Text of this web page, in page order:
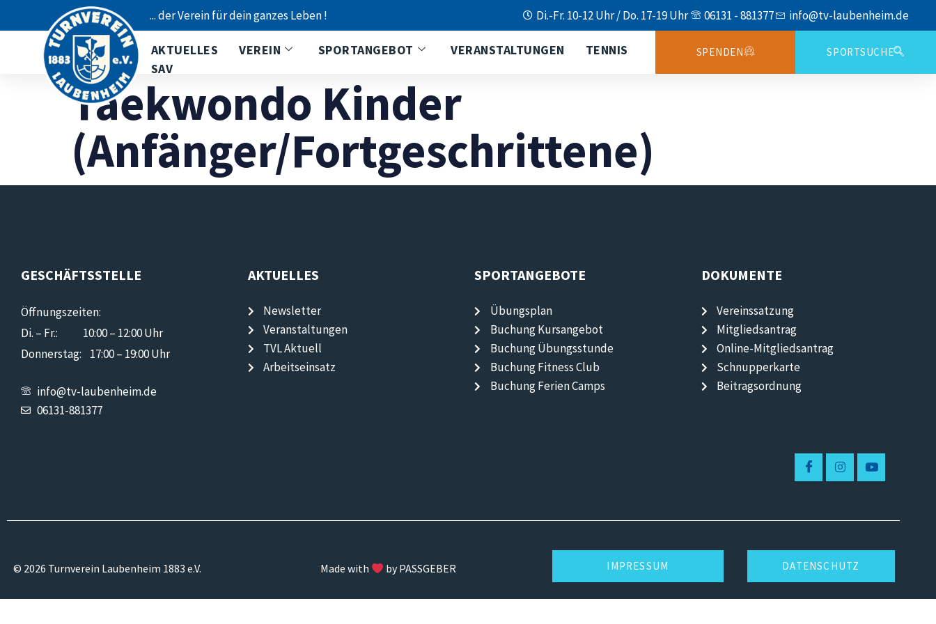
... der Verein für dein ganzes Leben ! Di.-Fr. 10-12 Uhr / Do. 17-19 Uhr 06131 - 881377 info@tv-laubenheim.de
AKTUELLES VEREIN SPORTANGEBOT VERANSTALTUNGEN
TENNIS
SAV
SPENDEN SPORTSUCHE
Taekwondo Kinder
(Anfänger/Fortgeschrittene)
GESCHÄFTSSTELLE
Öffnungszeiten:
Di. – Fr.: 10:00 – 12:00 Uhr
Donnerstag: 17:00 – 19:00 Uhr
info@tv-laubenheim.de
06131-881377
AKTUELLES
Newsletter
Veranstaltungen
TVL Aktuell
Arbeitseinsatz
SPORTANGEBOTE
Übungsplan
Buchung Kursangebot
Buchung Übungsstunde
Buchung Fitness Club
Buchung Ferien Camps
DOKUMENTE
Vereinssatzung
Mitgliedsantrag
Online-Mitgliedsantrag
Schnupperkarte
Beitragsordnung
© 2026 Turnverein Laubenheim 1883 e.V. Made with by PASSGEBER IMPRESSUM DATENSCHUTZ